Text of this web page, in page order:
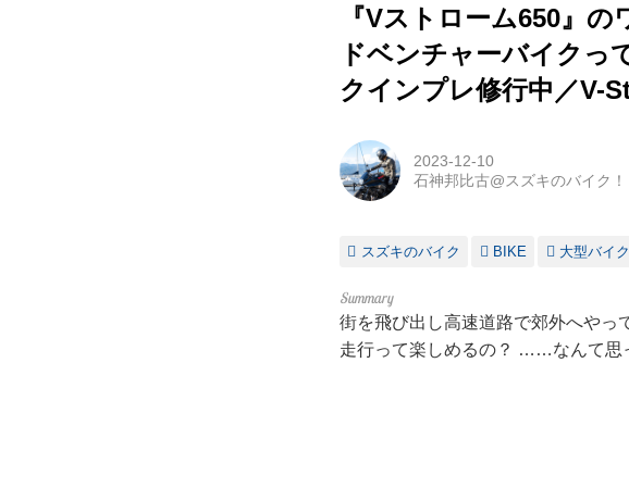
『Vストローム650』
ドベンチャーバイクっ
クインプレ修行中／V-
2023-12-10
石神邦比古@スズキのバイク！
スズキのバイク BIKE 大型バイク
街を飛び出し高速道路で郊外へやっ
走行って楽しめるの？ ……なんて思